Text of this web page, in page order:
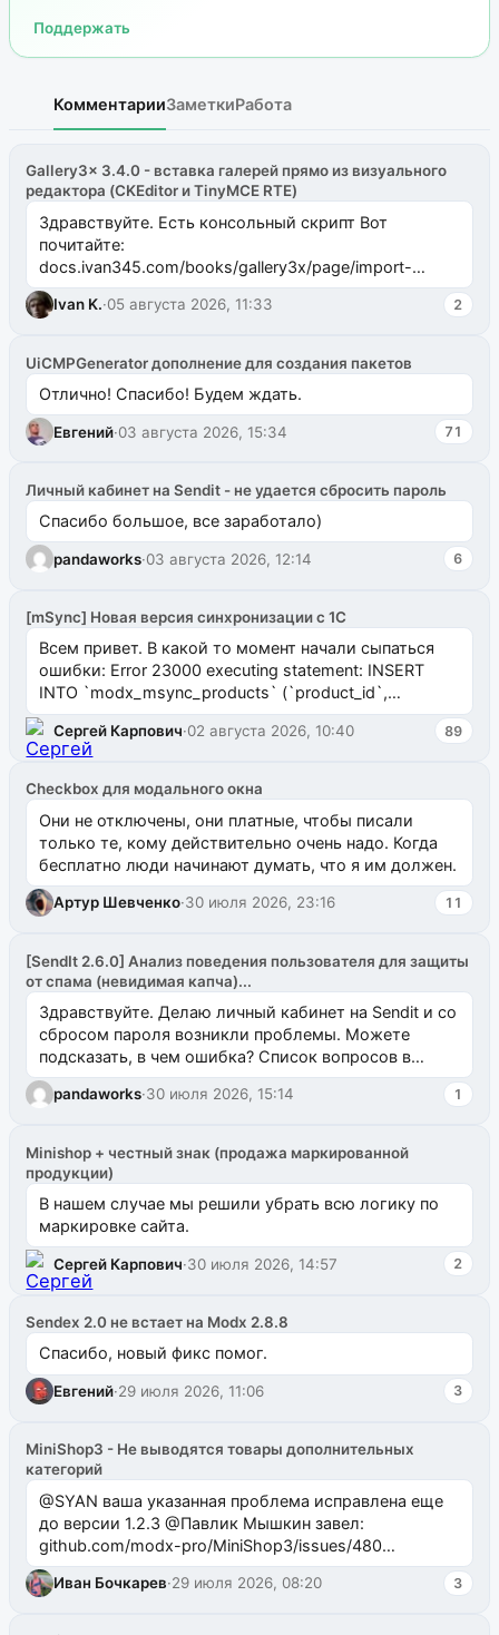
Поддержать
КомментарииЗаметкиРабота
Gallery3x 3.4.0 - вставка галерей прямо из визуального
редактора (CKEditor и TinyMCE RTE)
Здравствуйте. Есть консольный скрипт Вот
почитайте:
docs.ivan345.com/books/gallery3x/page/import-
ms2galleryphp
Ivan K.·05 августа 2026, 11:33 2
UiCMPGenerator дополнение для создания пакетов
Отлично! Спасибо! Будем ждать.
Евгений·03 августа 2026, 15:34 71
Личный кабинет на Sendit - не удается сбросить пароль
Спасибо большое, все заработало)
pandaworks·03 августа 2026, 12:14 6
[mSync] Новая версия синхронизации с 1С
Всем привет. В какой то момент начали сыпаться
ошибки: Error 23000 executing statement: INSERT
INTO `modx_msync_products` (`product_id`,
`uuid_1c`) VALUES ...
Сергей Карпович·02 августа 2026, 10:40 89
Checkbox для модального окна
Они не отключены, они платные, чтобы писали
только те, кому действительно очень надо. Когда
бесплатно люди начинают думать, что я им должен.
Артур Шевченко·30 июля 2026, 23:16 11
[SendIt 2.6.0] Анализ поведения пользователя для защиты
от спама (невидимая капча)...
Здравствуйте. Делаю личный кабинет на Sendit и со
сбросом пароля возникли проблемы. Можете
подсказать, в чем ошибка? Список вопросов в
одноименном разделе на modx.pro пока пуст, и,...
pandaworks·30 июля 2026, 15:14 1
Minishop + честный знак (продажа маркированной
продукции)
В нашем случае мы решили убрать всю логику по
маркировке сайта.
Сергей Карпович·30 июля 2026, 14:57 2
Sendex 2.0 не встает на Modx 2.8.8
Спасибо, новый фикс помог.
Евгений·29 июля 2026, 11:06 3
MiniShop3 - Не выводятся товары дополнительных
категорий
@SYAN ваша указанная проблема исправлена еще
до версии 1.2.3 @Павлик Мышкин завел:
github.com/modx-pro/MiniShop3/issues/480
github.com/modx-pro/MiniShop3/issues/481Исправим
в б...
Иван Бочкарев·29 июля 2026, 08:20 3